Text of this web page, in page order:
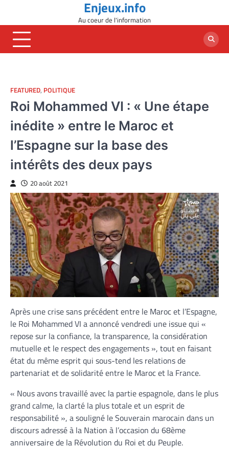
content
Enjeux.info
Au coeur de l'information
FEATURED, POLITIQUE
Roi Mohammed VI : « Une étape
inédite » entre le Maroc et
l’Espagne sur la base des
intérêts des deux pays
20 août 2021
Après une crise sans précédent entre le Maroc et l’Espagne,
le Roi Mohammed VI a annoncé vendredi une issue qui «
repose sur la confiance, la transparence, la considération
mutuelle et le respect des engagements », tout en faisant
état du même esprit qui sous-tend les relations de
partenariat et de solidarité entre le Maroc et la France.
« Nous avons travaillé avec la partie espagnole, dans le plus
grand calme, la clarté la plus totale et un esprit de
responsabilité », a souligné le Souverain marocain dans un
discours adressé à la Nation à l’occasion du 68ème
anniversaire de la Révolution du Roi et du Peuple.